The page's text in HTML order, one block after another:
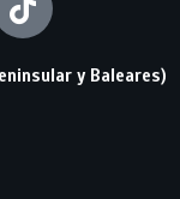
y Baleares)